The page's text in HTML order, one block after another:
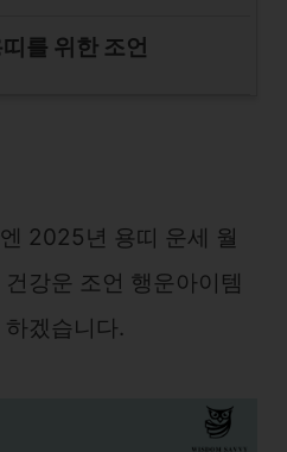
를 위한 조언
2025년 용띠 운세 월
강운 조언 행운아이템
겠습니다.